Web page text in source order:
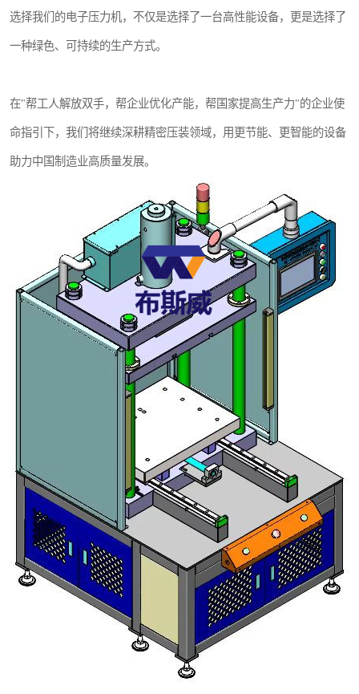
选择我们的电子压力机，不仅是选择了一台高性能设备，更是选择了
一种绿色、可持续的生产方式。
在"帮工人解放双手，帮企业优化产能，帮国家提高生产力"的企业使
命指引下，我们将继续深耕精密压装领域，用更节能、更智能的设备
助力中国制造业高质量发展。